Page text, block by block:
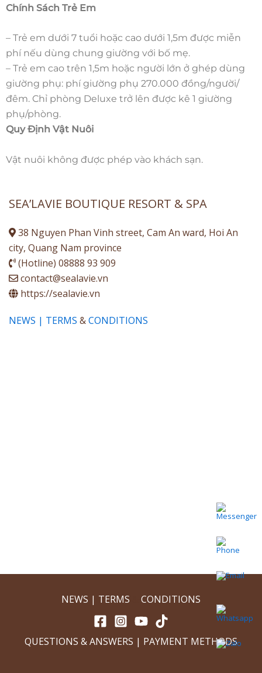
Chính Sách Trẻ Em
– Trẻ em dưới 7 tuổi hoặc cao dưới 1,5m được miễn
phí nếu dùng chung giường với bố mẹ.
– Trẻ em cao trên 1,5m hoặc người lớn ở ghép dùng
giường phụ: phí giường phụ 270.000 đồng/người/
đêm. Chỉ phòng Deluxe trở lên được kê 1 giường
phụ/phòng.
Quy Định Vật Nuôi
Vật nuôi không được phép vào khách sạn.
SEA’LAVIE BOUTIQUE RESORT & SPA
38 Nguyen Phan Vinh street, Cam An ward, Hoi An
city, Quang Nam province
(Hotline) 08888 93 909
contact@sealavie.vn
https://sealavie.vn
NEWS | TERMS &CONDITIONS
NEWS | TERMS CONDITIONS
QUESTIONS & ANSWERS | PAYMENT METHODS